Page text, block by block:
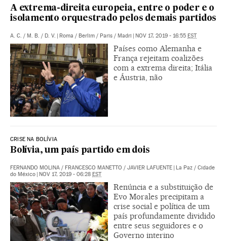
A extrema-direita europeia, entre o poder e o
isolamento orquestrado pelos demais partidos
A. C. / M. B. / D. V. | Roma / Berlim / Paris / Madri | NOV 17, 2019 - 16:55 EST
Países como Alemanha e
França rejeitam coalizões
com a extrema direita; Itália
e Áustria, não
CRISE NA BOLÍVIA
Bolívia, um país partido em dois
FERNANDO MOLINA / FRANCESCO MANETTO / JAVIER LAFUENTE
La Paz / Cidade
do México
NOV 17, 2019 - 06:28 EST
Renúncia e a substituição de
Evo Morales precipitam a
crise social e política de um
país profundamente dividido
entre seus seguidores e o
Governo interino